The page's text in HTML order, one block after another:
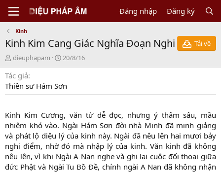
Đăng nhập Đăng ký
Kinh
Kinh Kim Cang Giác Nghĩa Đoạn Nghi
Tải về
N
g
ư
ờ
i
ử
i
dieuphapam
C
r
a
t
n
d
a
t
e
20/8/16
Tác giả
Thiền sư Hám Sơn
Kinh Kim Cương, văn từ dễ đọc, nhưng ý thâm sâu, mầu
nhiệm khó vào. Ngài Hám Sơn đời nhà Minh đã minh giảng
và phát lộ diệu lý của kinh này. Ngài đã nêu lên hai mươi bảy
nghi điểm, nhờ đó mà nhập lý của kinh. Văn kinh đã không
nêu lên, vì khi Ngài A Nan nghe và ghi lại cuộc đối thoại giữa
đức Phật và Ngài Tu Bồ Đề, chính ngài A Nan đã không nhận